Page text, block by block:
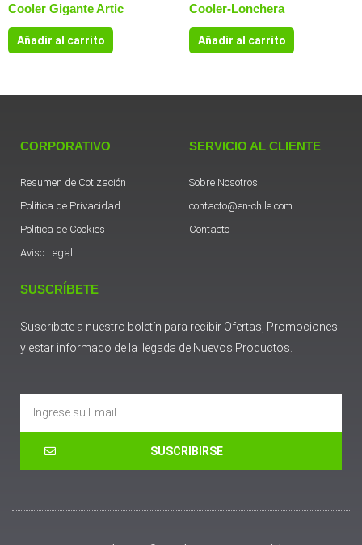
Cooler Gigante Artic
Añadir al carrito
Cooler-Lonchera
Añadir al carrito
CORPORATIVO
Resumen de Cotización
Política de Privacidad
Política de Cookies
Aviso Legal
SERVICIO AL CLIENTE
Sobre Nosotros
contacto@en-chile.com
Contacto
SUSCRÍBETE
Suscríbete a nuestro boletín para recibir Ofertas, Promociones
y estar informado de la llegada de Nuevos Productos.
SUSCRIBIRSE